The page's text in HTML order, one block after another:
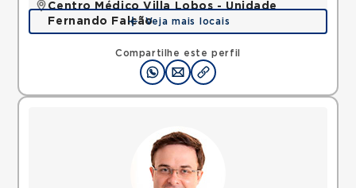
Compartilhe este perfil
Centro Médico Villa Lobos - Unidade
Fernando Falcão
Rua Fernando Falcao, Mooca, Sao Paulo, SP,
Mapa
Veja mais locais